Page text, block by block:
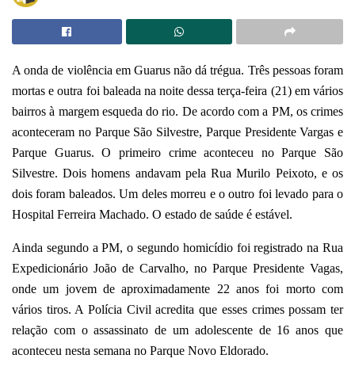
A onda de violência em Guarus não dá trégua. Três pessoas foram
mortas e outra foi baleada na noite dessa terça-feira (21) em vários
bairros à margem esqueda do rio. De acordo com a PM, os crimes
aconteceram no Parque São Silvestre, Parque Presidente Vargas e
Parque Guarus. O primeiro crime aconteceu no Parque São
Silvestre. Dois homens andavam pela Rua Murilo Peixoto, e os
dois foram baleados. Um deles morreu e o outro foi levado para o
Hospital Ferreira Machado. O estado de saúde é estável.
Ainda segundo a PM, o segundo homicídio foi registrado na Rua
Expedicionário João de Carvalho, no Parque Presidente Vagas,
onde um jovem de aproximadamente 22 anos foi morto com
vários tiros. A Polícia Civil acredita que esses crimes possam ter
relação com o assassinato de um adolescente de 16 anos que
aconteceu nesta semana no Parque Novo Eldorado.